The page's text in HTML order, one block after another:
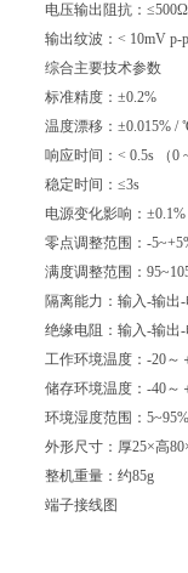
电压输出阻抗：≤500Ω
输出纹波：< 10mV p-p
综合主要技术参数
标准精度：±0.2%
温度漂移：±0.015% /
响应时间：< 0.5s （0
稳定时间：≤3s
电源变化影响：±0.1%
零点调整范围：-
满度调整范围：
隔离能力：输入-输出
绝缘电阻：输入-输出
工作环境温度：-20～
储存环境温度：-40～
环境湿度范围：
外形尺寸：厚25×高
整机重量：约85g
端子接线图